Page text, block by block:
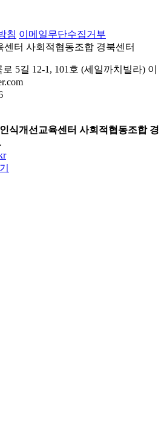
침 이메일무단수집거부
5길 12-1, 101호 (세일까치빌라) 이
식개선교육센터 사회적협동조합 경